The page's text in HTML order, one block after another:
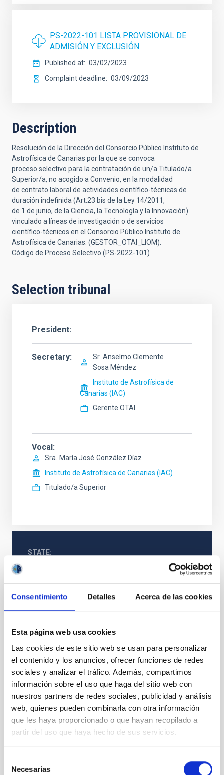
Consentimiento Detalles Acerca de las cookies
Esta página web usa cookies
Las cookies de este sitio web se usan para personalizar
el contenido y los anuncios, ofrecer funciones de redes
sociales y analizar el tráfico. Además, compartimos
información sobre el uso que haga del sitio web con
nuestros partners de redes sociales, publicidad y análisis
web, quienes pueden combinarla con otra información
que les haya proporcionado o que hayan recopilado a
partir del uso que haya hecho de sus servicios.
Necesarias
PS-2022-101 LISTA PROVISIONAL DE
ADMISIÓN Y EXCLUSIÓN
Published at
03/02/2023
Complaint deadline
03/09/2023
Description
Resolución de la Dirección del Consorcio Público Instituto de
Astrofísica de Canarias por la que se convoca
proceso selectivo para la contratación de un/a Titulado/a
Superior/a, no acogido a Convenio, en la modalidad
de contrato laboral de actividades científico-técnicas de
duración indefinida (Art.23 bis de la Ley 14/2011,
de 1 de junio, de la Ciencia, la Tecnología y la Innovación)
vinculado a líneas de investigación o de servicios
científico-técnicos en el Consorcio Público Instituto de
Astrofísica de Canarias. (GESTOR_OTAI_LIOM).
Código de Proceso Selectivo (PS-2022-101)
Selection tribunal
President
Secretary Sr. Anselmo Clemente
Sosa Méndez
Instituto de Astrofísica de
Canarias (IAC)
Gerente OTAI
Vocal
Sra. María José González Díaz
Instituto de Astrofísica de Canarias (IAC)
Titulado/a Superior
STATE
REQUIRED DEGREE
MASTER'S DEGREE (QF-EHEA SECOND CYCLE)
SPECIALTY
GESTOR DE PROYECTOS I+D+I
PROMOTION
NO
PS-2022-101 BASES CONVOCATORIA
ANEXO III SOLICITUD